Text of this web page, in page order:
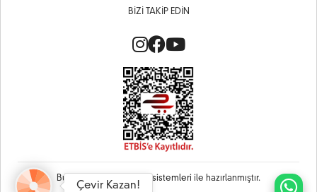
BIZI TAKIP EDIN
Bu site Vikaon E-Ticaret sistemleri ile hazırlanmıştır.
Çevir Kazan!